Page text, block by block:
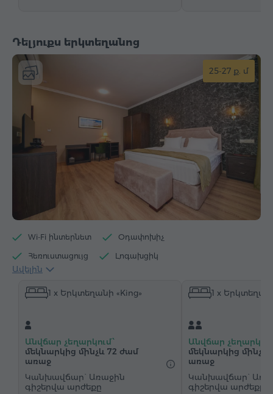
Դելյուքս երկտեղանոց
25-27 ք. մ
Wi-Fi ինտերնետ Օդափոխիչ
Հեռուստացույց Լոգախցիկ
Էլեկտրական թեյնիկ
Սրբիչներ Հողաթափեր Վարսահարդարիչ
Հյուրասենյակ
Չհրկիզվող պահարան
Սառնարան Թեյ/Սուրճ
Ավելին
1 x Երկտեղանի «King»
Անվճար չեղարկում՝
մեկնարկից մինչև 72 ժամ
առաջ
Կանխավճար` Առաջին
գիշերվա արժեքը
1 x
Անվճար
մեկնարկից մինչև
առաջ
Կանխավճար`
գիշերվա արժեքը